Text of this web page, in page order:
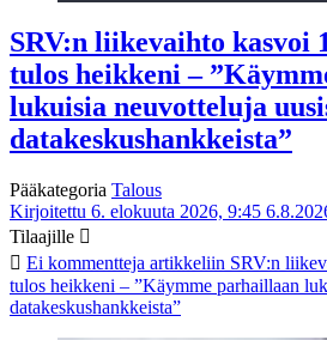
SRV:n liikevaihto kasvoi
tulos heikkeni –
lukuisia neuvotteluja
datakeskushankkeista”
Pääkategoria Talous
Kirjoitettu 6. elokuuta 2026, 9:45
Tilaajille
Ei kommentteja artikkeliin SRV:n
tulos heikkeni – ”Käymme parhaillaan
datakeskushankkeista”